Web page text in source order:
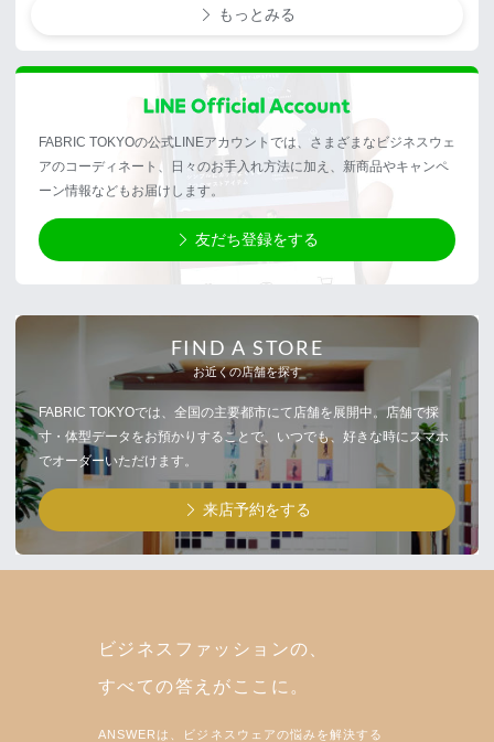
もっとみる
FABRIC TOKYOの公式LINEアカウントでは、さまざまなビジネスウェ
アのコーディネート、日々のお手入れ方法に加え、新商品やキャンペ
ーン情報などもお届けします。
友だち登録をする
FIND A STORE
お近くの店舗を探す
FABRIC TOKYOでは、全国の主要都市にて店舗を展開中。店舗で採
寸・体型データをお預かりすることで、いつでも、好きな時にスマホ
でオーダーいただけます。
来店予約をする
ビジネスファッションの、
すべての答えがここに。
ANSWERは、ビジネスウェアの悩みを解決する